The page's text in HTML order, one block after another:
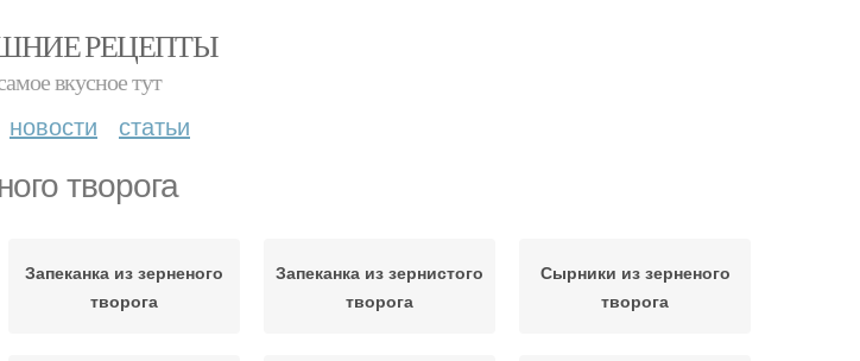
РЕЦЕПТЫ
вкусное тут
новости статьи
творога
Запеканка из зерненого
творога
Запеканка из зернистого
творога
Сырники из зерненого
творога